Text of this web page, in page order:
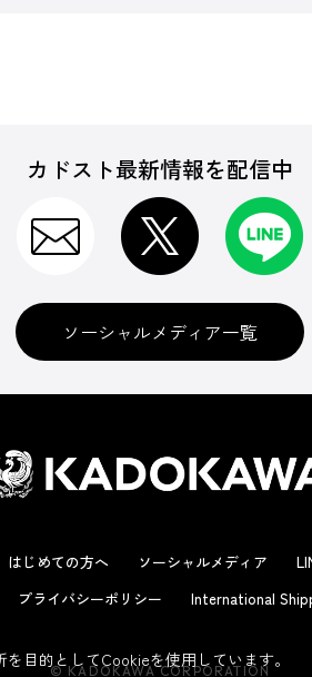
カドスト最新情報を配信中
ソーシャルメディア一覧
はじめての方へ ソーシャルメディア
プライバシーポリシー International
© KADOKAWA CORPORATION
目的としてCookieを使用しています。